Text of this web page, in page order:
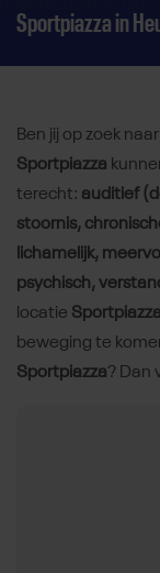
Sportpiazza in
Ben jij op zoek
Sportpiazza
terecht: auditief
stoornis,
lichamelijk,
psychisch,
locatie Sportpiazza
beweging te
Sportpiazza? Dan